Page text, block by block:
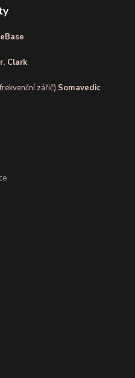
Clark
zářič) Somavedic